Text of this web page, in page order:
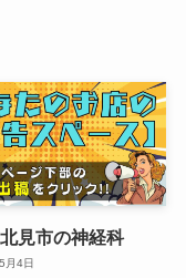
見市の神経科
月4日